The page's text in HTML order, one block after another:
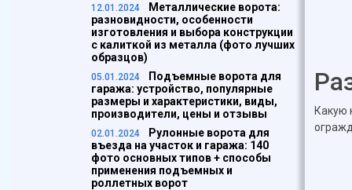
12.01.2024
Металлические ворота:
разновидности, особенности
изготовления и выбора конструкции
с калиткой из металла (фото лучших
образцов)
05.01.2024
Подъемные ворота для
гаража: устройство, популярные
размеры и характеристики, виды,
производители, цены и отзывы
02.01.2024
Рулонные ворота для
въезда на участок и гаража: 140
фото основных типов + способы
применения подъемных и
роллетных ворот
Какую